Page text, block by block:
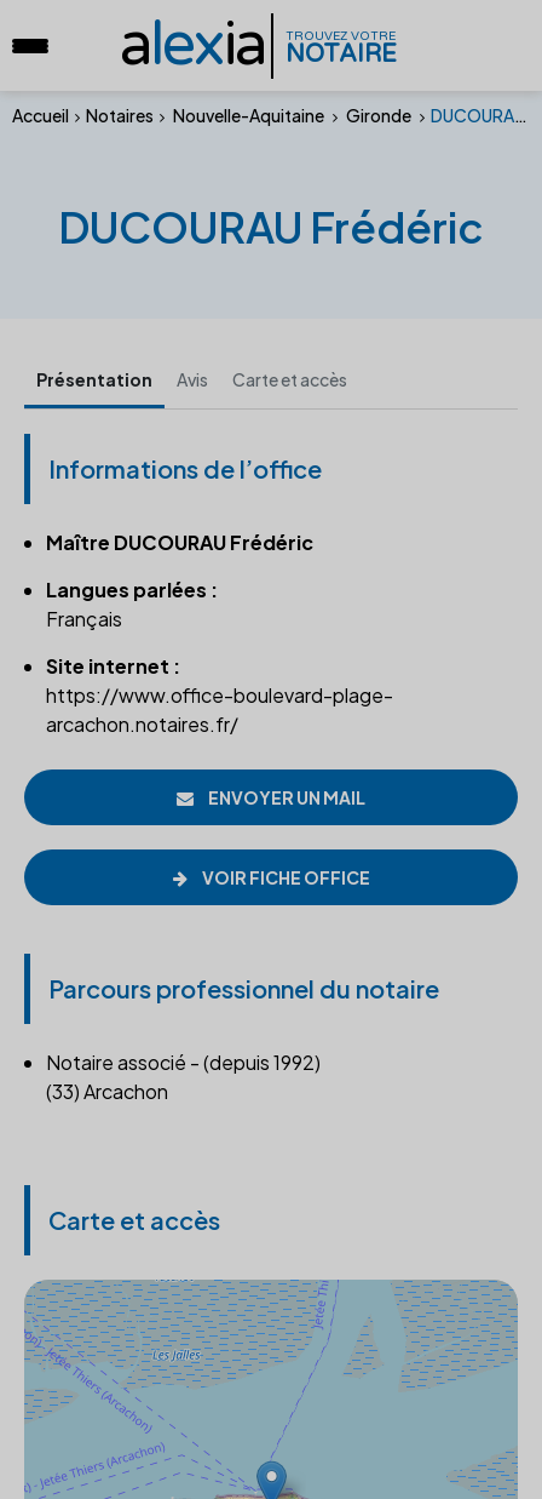
alexia TROUVEZ VOTRE
NOTAIRE
Accueil Notaires Nouvelle-Aquitaine Gironde DUCOURAU Frédéric
DUCOURAU Frédéric
Présentation Avis Carte et accès
Informations de l’office
Maître DUCOURAU Frédéric
Langues parlées :
Français
Site internet :
https://www.office-boulevard-plage-
arcachon.notaires.fr/
ENVOYER UN MAIL
VOIR FICHE OFFICE
Parcours professionnel du notaire
Notaire associé - (depuis 1992)
(33) Arcachon
Carte et accès